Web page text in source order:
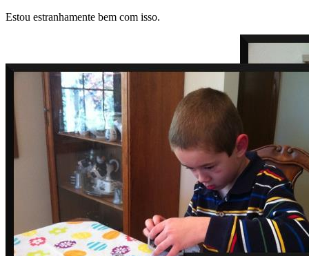
Estou estranhamente bem com isso.